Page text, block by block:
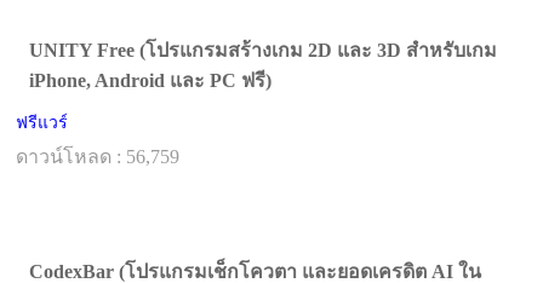
UNITY Free (โปรแกรมสร้างเกม 2D และ 3D สำหรับเกม
iPhone, Android และ PC ฟรี)
ฟรีแวร์
ดาวน์โหลด : 56,759
CodexBar (โปรแกรมเช็กโควตา และยอดเครดิต AI ใน